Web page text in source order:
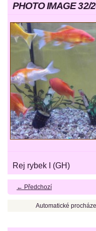
PHOTO IMAGE 32/
Rej rybek I (GH)
← Předchozí
Automatické